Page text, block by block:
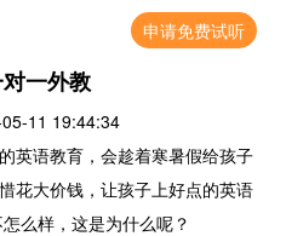
申请免费试听
一外教
11 19:44:34
语教育，会趁着寒暑假给孩子
花大价钱，让孩子上好点的英语
么样，这是为什么呢？